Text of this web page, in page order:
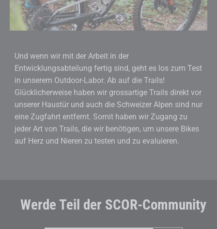
Und wenn wir mit der Arbeit in der
Entwicklungsabteilung fertig sind, geht es los zum Test
in unserem Outdoor-Labor. Ab auf die Trails!
Glücklicherweise haben wir grossartige Trails direkt vor
unserer Haustür und auch die Schweizer Alpen sind nur
eine Zugfahrt entfernt. Somit haben wir Zugang zu
jeder Art von Trails, die wir benötigen, um unsere Bikes
auf Herz und Nieren zu testen und zu evaluieren.
Werde Teil der SCOR-Community